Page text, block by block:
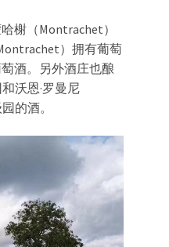
榭（Montrachet）
）拥有葡萄
酒。另外酒庄也酿
沃恩·罗曼尼
的酒。